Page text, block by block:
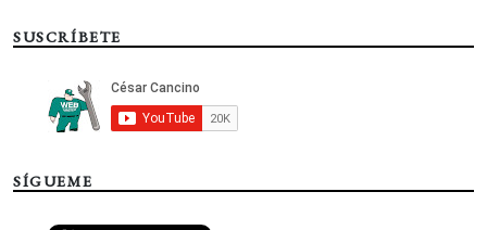
SUSCRÍBETE
SÍGUEME